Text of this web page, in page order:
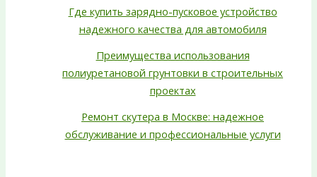
Где купить зарядно-пусковое устройство
надежного качества для автомобиля
Преимущества использования
полиуретановой грунтовки в строительных
проектах
Ремонт скутера в Москве: надежное
обслуживание и профессиональные услуги